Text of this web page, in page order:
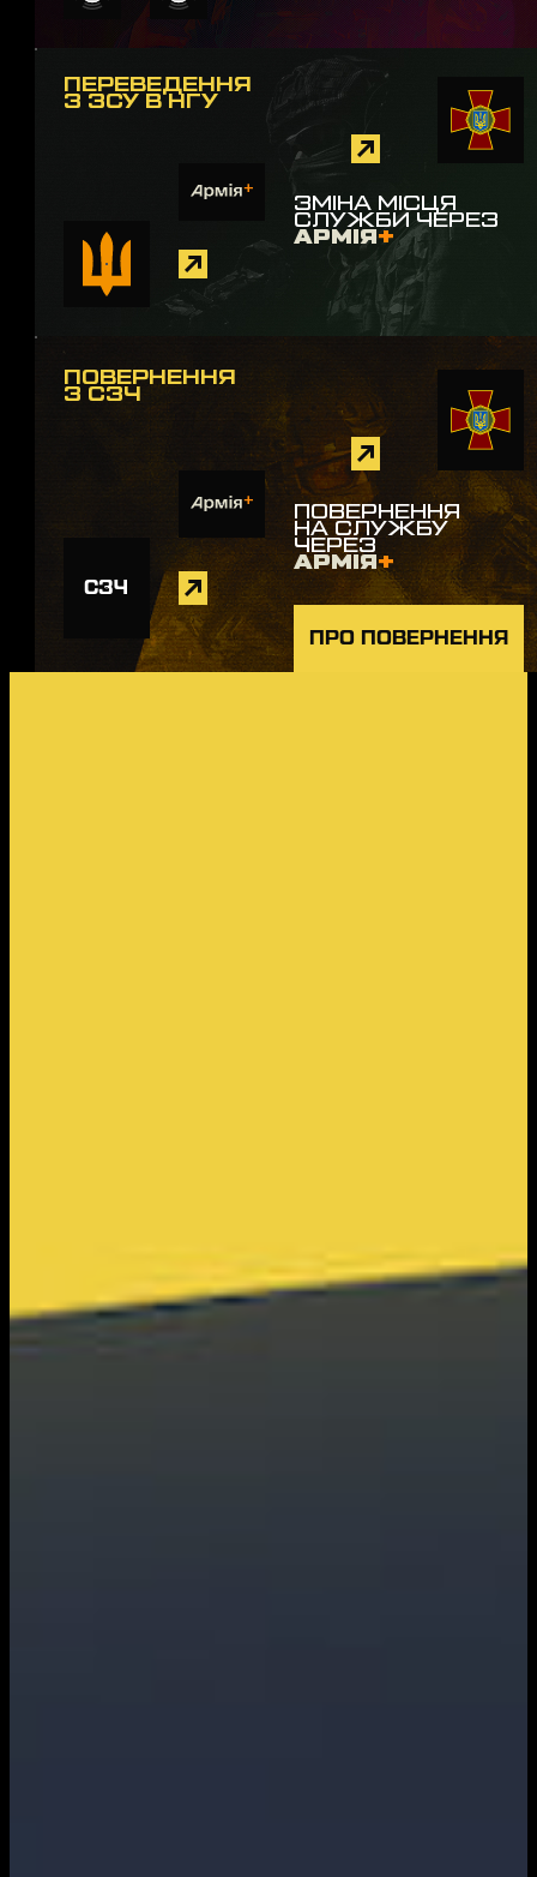
ПЕРЕВЕДЕННЯ
З ЗСУ В НГУ
ЗМІНА МІСЦЯ
СЛУЖБИ ЧЕРЕЗ
АРМІЯ +
ПОВЕРНЕННЯ
З СЗЧ
ПОВЕРНЕННЯ
НА СЛУЖБУ
ЧЕРЕЗ
АРМІЯ+
СЗЧ
ПРО ПОВЕРНЕННЯ